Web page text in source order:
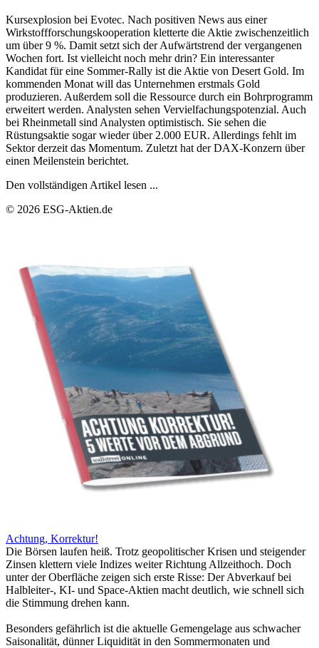
Kursexplosion bei Evotec. Nach positiven News aus einer
Wirkstoffforschungskooperation kletterte die Aktie zwischenzeitlich
um über 9 %. Damit setzt sich der Aufwärtstrend der vergangenen
Wochen fort. Ist vielleicht noch mehr drin? Ein interessanter
Kandidat für eine Sommer-Rally ist die Aktie von Desert Gold. Im
kommenden Monat will das Unternehmen erstmals Gold
produzieren. Außerdem soll die Ressource durch ein Bohrprogramm
erweitert werden. Analysten sehen Vervielfachungspotenzial. Auch
bei Rheinmetall sind Analysten optimistisch. Sie sehen die
Rüstungsaktie sogar wieder über 2.000 EUR. Allerdings fehlt im
Sektor derzeit das Momentum. Zuletzt hat der DAX-Konzern über
einen Meilenstein berichtet.
Den vollständigen Artikel lesen ...
© 2026 ESG-Aktien.de
Achtung, Korrektur!
Die Börsen laufen heiß. Trotz geopolitischer Krisen und steigender
Zinsen klettern viele Indizes weiter Richtung Allzeithoch. Doch
unter der Oberfläche zeigen sich erste Risse: Der Abverkauf bei
Halbleiter-, KI- und Space-Aktien macht deutlich, wie schnell sich
die Stimmung drehen kann.
Besonders gefährlich ist die aktuelle Gemengelage aus schwacher
Saisonalität, dünner Liquidität in den Sommermonaten und